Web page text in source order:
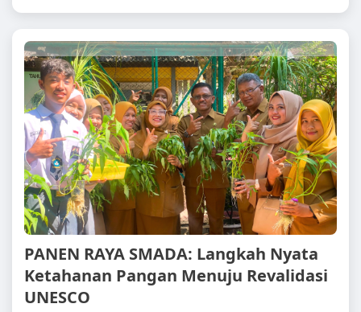
PANEN RAYA SMADA: Langkah Nyata
Ketahanan Pangan Menuju Revalidasi
UNESCO